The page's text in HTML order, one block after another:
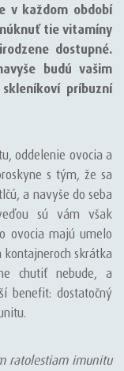
v každom období
tie vitamíny
dostupné.
budú vašim
príbuzní
oddelenie ovocia a
s tým, že sa
a navyše do seba
sú vám však
ovocia majú umelo
skrátka
chutiť nebude, a
benefit: dostatočný
ratolestiam imunitu